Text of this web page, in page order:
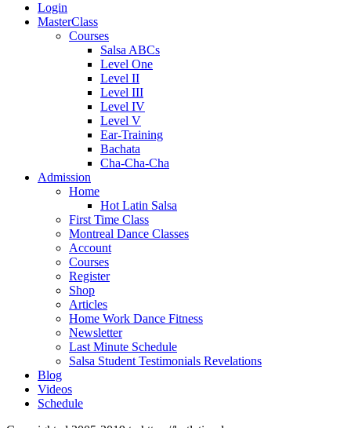
Login
MasterClass
Courses
Salsa ABCs
Level One
Level II
Level III
Level IV
Level V
Ear-Training
Bachata
Cha-Cha-Cha
Admission
Home
Hot Latin Salsa
First Time Class
Montreal Dance Classes
Account
Courses
Register
Shop
Articles
Home Work Dance Fitness
Newsletter
Last Minute Schedule
Salsa Student Testimonials Revelations
Blog
Videos
Schedule